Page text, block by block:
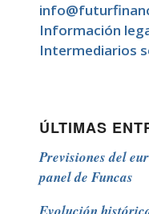
Información
Intermediarios
ÚLTIMAS
Previsiones del
panel de Funcas